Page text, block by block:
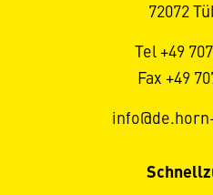
72072
Tel +49
Fax +49